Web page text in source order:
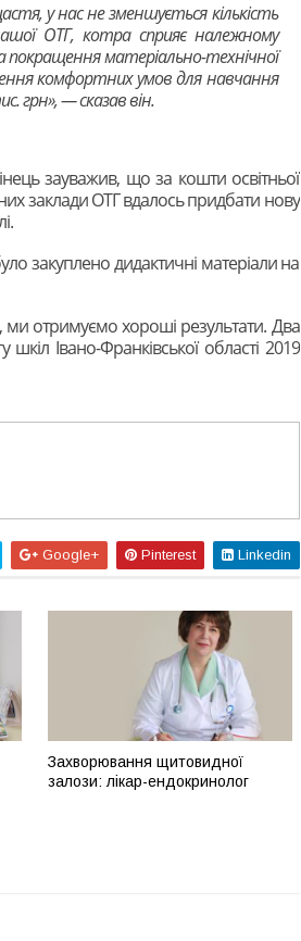
у нас не зменшується кількість
ОТГ, котра сприяє належному
покращення матеріально-технічної
комфортних умов для навчання
грн», — сказав він.
зауважив, що за кошти освітньої
заклади ОТГ вдалось придбати нову
закуплено дидактичні матеріали на
отримуємо хороші результати. Два
Івано-Франківської області 2019
Google+ Pinterest Linkedin
Захворювання щитовидної
залози: лікар-ендокринолог